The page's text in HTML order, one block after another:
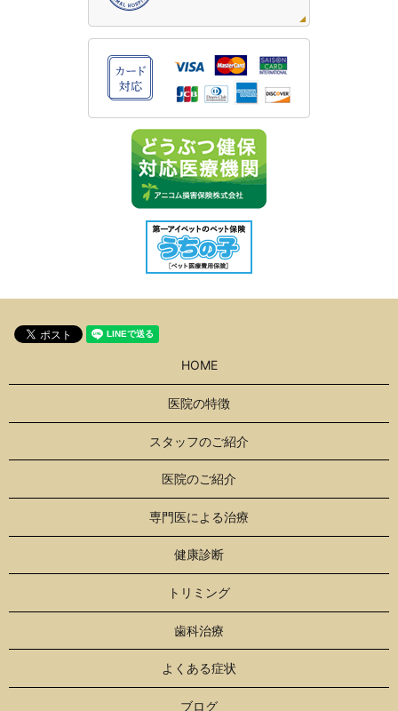
HOME
医院の特徴
スタッフのご紹介
医院のご紹介
専門医による治療
健康診断
トリミング
歯科治療
よくある症状
ブログ